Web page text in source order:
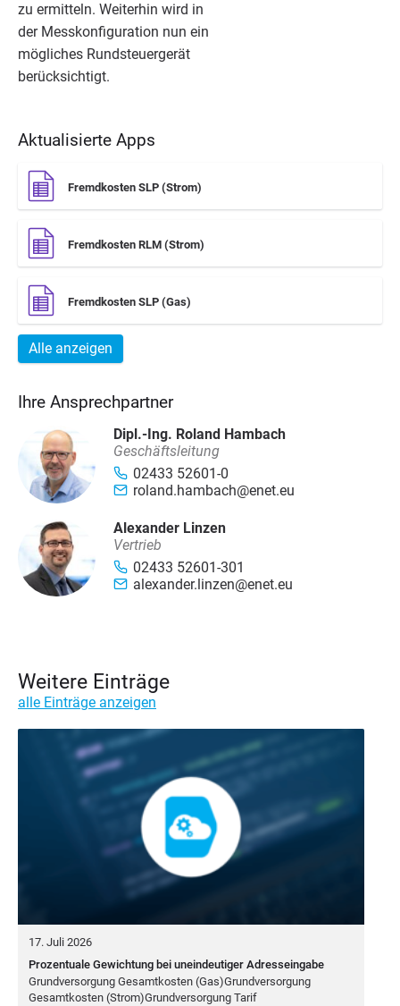
zu ermit­teln. Wei­ter­hin wird in
der Mess­kon­fi­gu­ra­ti­on nun ein
mög­li­ches Rund­steu­er­ge­rät
berücksichtigt.
Aktualisierte Apps
Fremdkosten SLP (Strom)
Fremdkosten RLM (Strom)
Fremdkosten SLP (Gas)
Alle anzeigen
Ihre Ansprechpartner
Dipl.-Ing. Roland Hambach
Geschäftsleitung
02433 52601-0
roland.hambach@enet.eu
Alexander Linzen
Vertrieb
02433 52601-301
alexander.linzen@enet.eu
Weitere Einträge
alle Einträge anzeigen
17. Juli 2026
Prozentuale Gewichtung bei uneindeutiger Adresseingabe
Grund­ver­sor­gung Gesamt­kos­ten (Gas)Grundversorgung
Gesamt­kos­ten (Strom)Grundversorgung Tarif